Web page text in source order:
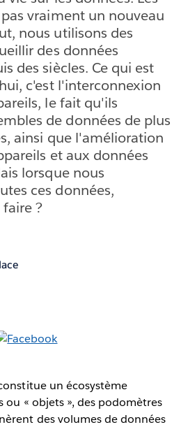
vraiment un nouveau
nous utilisons des
des données
des siècles. Ce qui est
c'est l'interconnexion
le fait qu'ils
de données de plus
ainsi que l'amélioration
et aux données
lorsque nous
ces données,
?
un écosystème
ou « objets », des podomètres
des volumes de données